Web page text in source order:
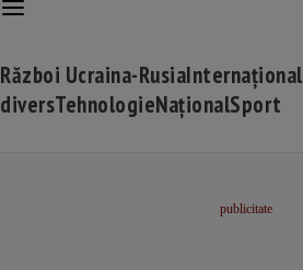
Război Ucraina-RusiaInternațional
diversTehnologieNaționalSport